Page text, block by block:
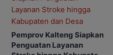
Pemprov Kalteng Siapkan
Penguatan Layanan